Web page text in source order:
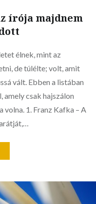
írója majdnem
élnek, mint az
de túlélte; volt, amit
vált. Ebben a listában
amely csak hajszálon
volna. 1. Franz Kafka – A